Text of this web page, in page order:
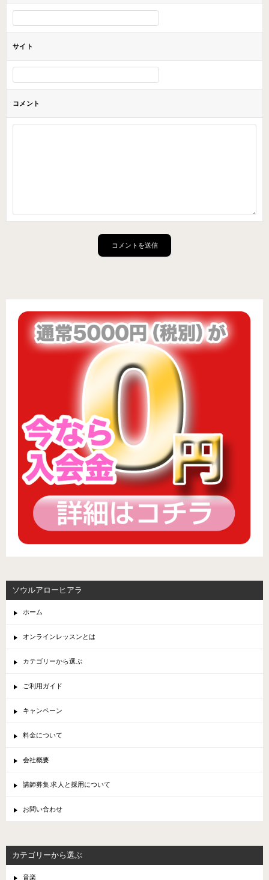
サイト
コメント
ソウルアローヒアラ
ホーム
オンラインレッスンとは
カテゴリーから選ぶ
ご利用ガイド
キャンペーン
料金について
会社概要
講師募集 求人と採用について
お問い合わせ
カテゴリーから選ぶ
音楽